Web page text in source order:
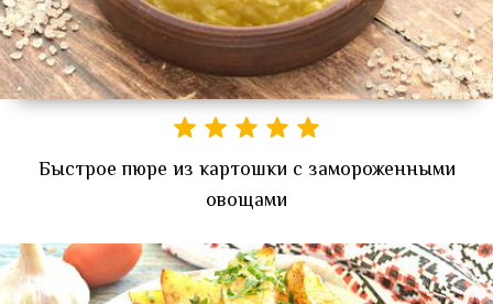
Быстрое пюре из картошки с замороженными
овощами